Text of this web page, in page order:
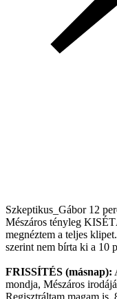
Szkeptikus_Gábor 12
Mészáros tényleg
megnéztem a teljes
szerint nem bírta ki a 10
FRISSÍTÉS (másnap):
mondja, Mészáros
Regisztráltam magam